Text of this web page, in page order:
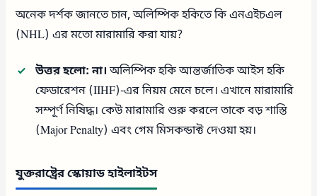
অনেক দর্শক জানতে চান, অলিম্পিক হকিতে কি এনএইচএল
(NHL) এর মতো মারামারি করা যায়?
উত্তর হলো: না।অলিম্পিক হকি আন্তর্জাতিক আইস হকি
ফেডারেশন (IIHF)-এর নিয়ম মেনে চলে। এখানে মারামারি
সম্পূর্ণ নিষিদ্ধ। কেউ মারামারি শুরু করলে তাকে বড় শাস্তি
(Major Penalty) এবং গেম মিসকন্ডাক্ট দেওয়া হয়।
যুক্তরাষ্ট্রের স্কোয়াড হাইলাইটস